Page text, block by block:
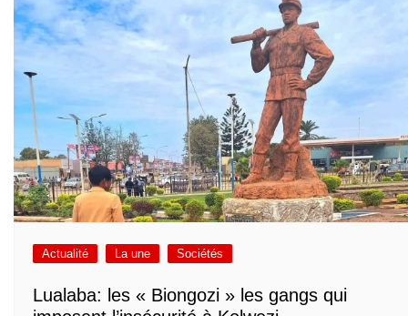
Actualité La une Sociétés
Lualaba: les « Biongozi » les gangs qui